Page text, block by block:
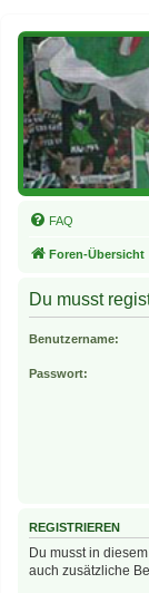
FAQ
Foren-Übersicht
Du musst
Benutzername:
Passwort:
REGISTRIEREN
Du musst in
auch zusätzliche